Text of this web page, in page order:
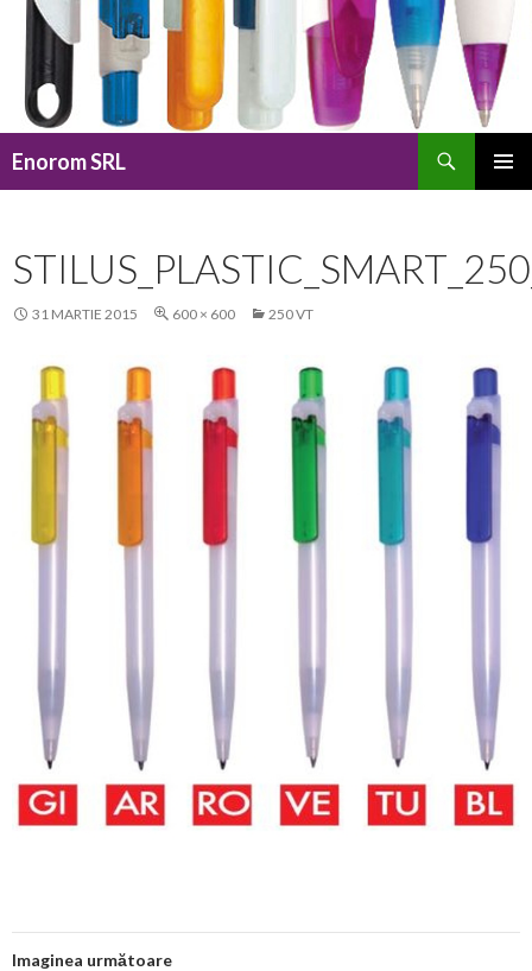
Enorom SRL
31 MARTIE 2015 600 × 600 250 VT
Imaginea următoare